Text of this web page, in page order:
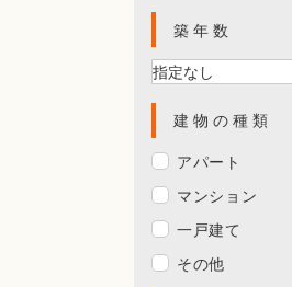
築年数
建物の種類
アパート
マンション
一戸建て
その他